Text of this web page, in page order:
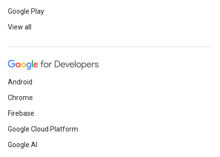
Google Play
View all
Android
Chrome
Firebase
Google Cloud Platform
Google AI